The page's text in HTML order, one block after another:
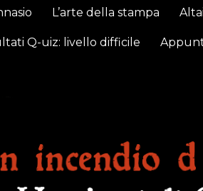
L’arte della stampa Altai
Q-uiz: livello difficile